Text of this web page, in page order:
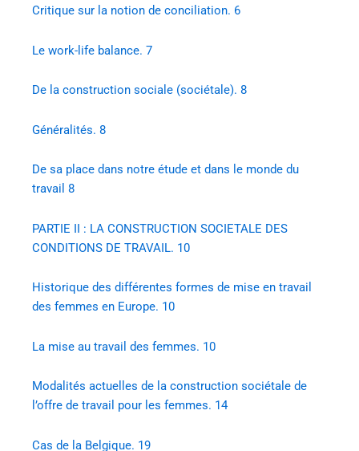
Critique sur la notion de conciliation. 6
Le work-life balance. 7
De la construction sociale (sociétale). 8
Généralités. 8
De sa place dans notre étude et dans le monde du
travail 8
PARTIE II : LA CONSTRUCTION SOCIETALE DES
CONDITIONS DE TRAVAIL. 10
Historique des différentes formes de mise en travail
des femmes en Europe. 10
La mise au travail des femmes. 10
Modalités actuelles de la construction sociétale de
l’offre de travail pour les femmes. 14
Cas de la Belgique. 19